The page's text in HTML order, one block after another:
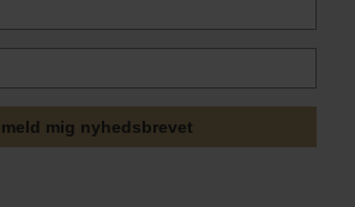
mig nyhedsbrevet